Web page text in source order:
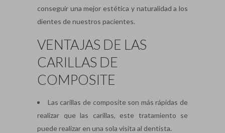
conseguir una mejor estética y naturalidad a los
dientes de nuestros pacientes.
VENTAJAS DE LAS
CARILLAS DE
COMPOSITE
Las carillas de composite son más rápidas de
realizar que las carillas, este tratamiento se
puede realizar en una sola visita al dentista.